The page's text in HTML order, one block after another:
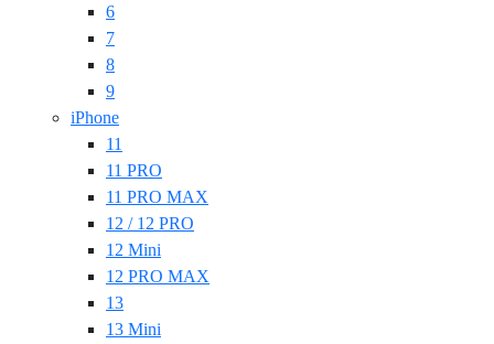
6
7
8
9
iPhone
11
11 PRO
11 PRO MAX
12 / 12 PRO
12 Mini
12 PRO MAX
13
13 Mini